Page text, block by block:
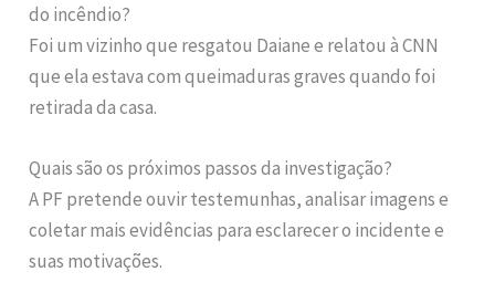
do incêndio?
Foi um vizinho que resgatou Daiane e relatou à CNN
que ela estava com queimaduras graves quando foi
retirada da casa.
Quais são os próximos passos da investigação?
A PF pretende ouvir testemunhas, analisar imagens e
coletar mais evidências para esclarecer o incidente e
suas motivações.